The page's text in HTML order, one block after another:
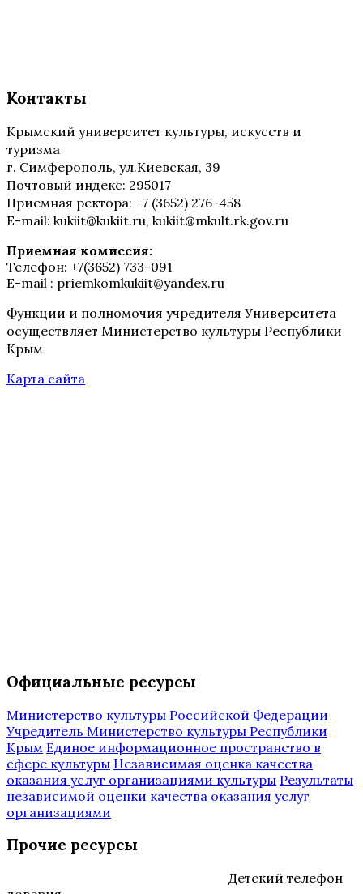
Контакты
Крымский университет культуры, искусств и
туризма
г. Симферополь, ул.Киевская, 39
Почтовый индекс: 295017
Приемная ректора: +7 (3652) 276-458
E-mail: kukiit@kukiit.ru, kukiit@mkult.rk.gov.ru
Приемная комиссия:
Телефон: +7(3652) 733-091
E-mail : priemkomkukiit@yandex.ru
Функции и полномочия учредителя Университета
осуществляет Министерство культуры Республики
Крым
Карта сайта
Официальные ресурсы
Министерство культуры Российской Федерации
Учредитель Министерство культуры Республики
Крым Единое информационное пространство в
сфере культуры Независимая оценка качества
оказания услуг организациями культуры Результаты
независимой оценки качества оказания услуг
организациями
Прочие ресурсы
Детский телефон